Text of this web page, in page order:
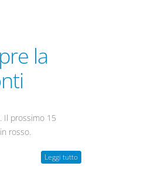
la
Il prossimo 15
rosso.
Leggi tutto